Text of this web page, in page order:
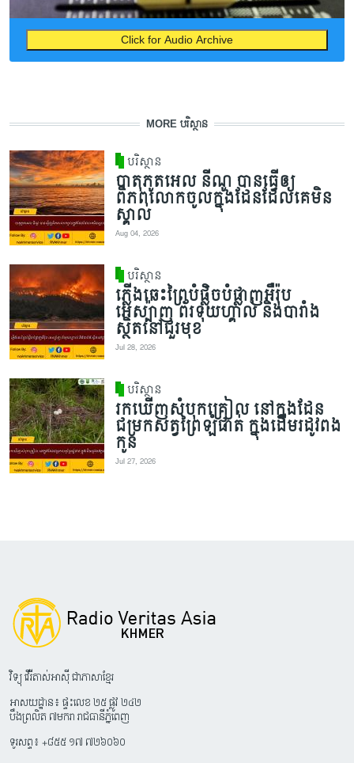
Click for Audio Archive
MORE បរិស្ថាន
បរិស្ថាន
បាតុភូតអេល នីណូ បានធ្វើឲ្យ
ពិភពលោកចូលក្នុងដែនដែលគេមិន
ស្គាល់
Aug 04, 2026
បរិស្ថាន
ភ្លើងឆេះព្រៃបំផ្លិចបំផ្លាញអឺរ៉ុប
អេស្ប៉ាញ ព័រទុយហ្គាល់ និងបារាំង
ស្ថិតនៅជួរមុខ
Jul 28, 2026
បរិស្ថាន
រកឃើញសំបុកគ្រៀល នៅក្នុងដែន
ជម្រកសត្វព្រៃឡំផាត់ ក្នុងដើមរដូវពង
កូន
Jul 27, 2026
វិទ្យុ វើរីតាស់អាស៊ី ជាភាសាខ្មែរ
អាសយដ្ឋាន៖ ផ្ទះលេខ ២៥ ផ្លូវ ២៤២
បឹងព្រលិត ៧មករា រាជធានីភ្នំពេញ
ទូរសព្ទ៖ +៨៥៥ ១៧ ៧២៦០៦០